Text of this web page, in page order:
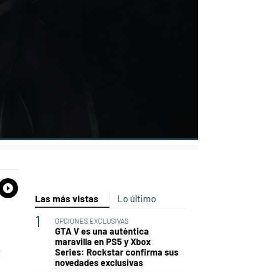
Whatsapp
Compartir
Las más vistas Lo último
OPCIONES EXCLUSIVAS
GTA V es una auténtica
maravilla en PS5 y Xbox
Series: Rockstar confirma sus
novedades exclusivas